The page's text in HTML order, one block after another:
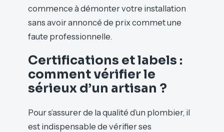
commence à démonter votre installation
sans avoir annoncé de prix commet une
faute professionnelle.
Certifications et labels :
comment vérifier le
sérieux d’un artisan ?
Pour s’assurer de la qualité d’un plombier, il
est indispensable de vérifier ses